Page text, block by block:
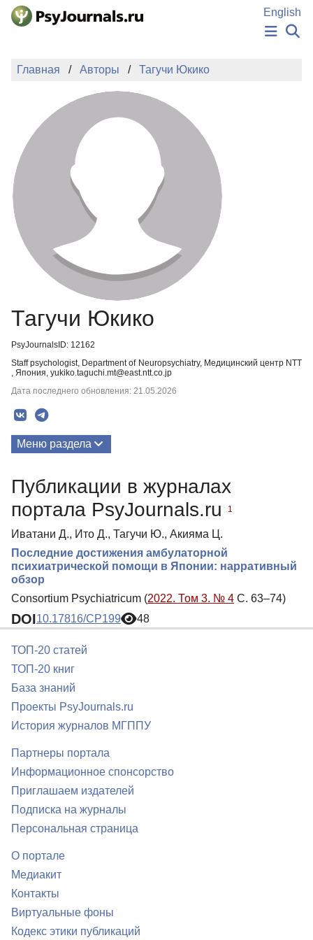
Перейти к основному содержанию
English
НОВОСТИ
АВТОРЫ
ПОДАТЬ РУКОПИСЬ
БАЗА ЗНАНИЙ
КЛЮЧЕВЫЕ СЛОВА
Регистрация
Главная Авторы Тагучи Юкико
Тагучи Юкико
PsyJournalsID: 12162
Staff psychologist, Department of Neuropsychiatry, Медицинский центр NTT
, Япония, yukiko.taguchi.mt@east.ntt.co.jp
Дата последнего обновления: 21.05.2026
Меню раздела
Публикации в журналах
портала PsyJournals.ru
1
Иватани Д., Ито Д., Тагучи Ю., Акияма Ц.
Последние достижения амбулаторной
психиатрической помощи в Японии: нарративный
обзор
Consortium Psychiatricum (2022. Том 3. № 4 С. 63–74)
DOI10.17816/CP199 48
ТОП-20 статей
ТОП-20 книг
База знаний
Проекты PsyJournals.ru
История журналов МГППУ
Партнеры портала
Информационное спонсорство
Приглашаем издателей
Подписка на журналы
Персональная страница
О портале
Медиакит
Контакты
Виртуальные фоны
Кодекс этики публикаций